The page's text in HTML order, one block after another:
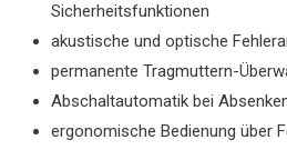
Sicherheitsfunktionen
akustische und optische
permanente Tragmuttern-
Abschaltautomatik bei
ergonomische Bedienung über